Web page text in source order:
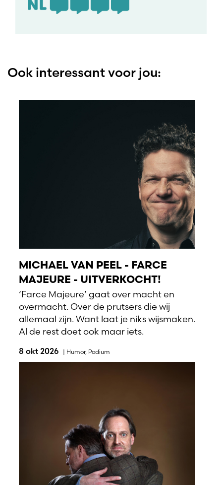
Ook interessant voor jou:
MICHAEL VAN PEEL - FARCE
MAJEURE - UITVERKOCHT!
‘Farce Majeure’ gaat over macht en
overmacht. Over de prutsers die wij
allemaal zijn. Want laat je niks wijsmaken.
Al de rest doet ook maar iets.
8 okt 2026 | Humor, Podium